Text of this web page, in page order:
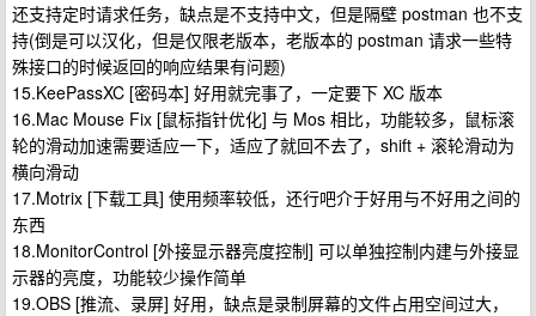
还支持定时请求任务，缺点是不支持中文，但是隔壁 postman 也不支
持(倒是可以汉化，但是仅限老版本，老版本的 postman 请求一些特
殊接口的时候返回的响应结果有问题)
15.KeePassXC [密码本] 好用就完事了，一定要下 XC 版本
16.Mac Mouse Fix [鼠标指针优化] 与 Mos 相比，功能较多，鼠标滚
轮的滑动加速需要适应一下，适应了就回不去了，shift + 滚轮滑动为
横向滑动
17.Motrix [下载工具] 使用频率较低，还行吧介于好用与不好用之间的
东西
18.MonitorControl [外接显示器亮度控制] 可以单独控制内建与外接显
示器的亮度，功能较少操作简单
19.OBS [推流、录屏] 好用，缺点是录制屏幕的文件占用空间过大，